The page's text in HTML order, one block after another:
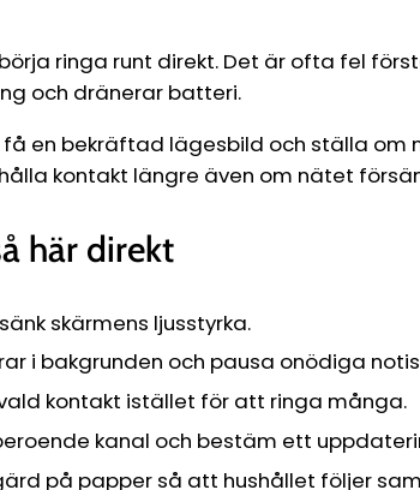
ringa runt direkt. Det är ofta fel
och dränerar batteri.
en bekräftad lägesbild och ställa om
kontakt längre även om nätet
här direkt
skärmens ljusstyrka.
i bakgrunden och pausa onödiga
kontakt istället för att ringa många.
kanal och bestäm ett
på papper så att hushållet följer